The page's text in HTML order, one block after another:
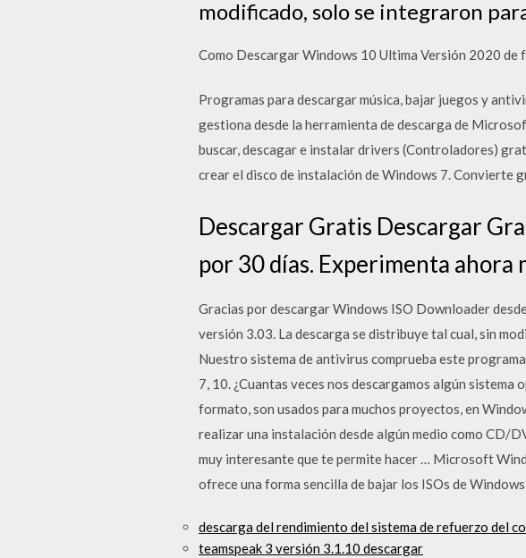
modificado, solo se integraron
Como Descargar Windows 10 Ultima Versión 2020 de
Programas para descargar música, bajar juegos y
gestiona desde la herramienta de descarga de
buscar, descagar e instalar drivers (Controladores)
crear el disco de instalación de Windows 7. Convierte
Descargar Gratis Descargar
por 30 días. Experimenta
Gracias por descargar Windows ISO Downloader
versión 3.03. La descarga se distribuye tal cual, sin
Nuestro sistema de antivirus comprueba este
7, 10. ¿Cuantas veces nos descargamos algún
formato, son usados para muchos proyectos, en
realizar una instalación desde algún medio como CD/
muy interesante que te permite hacer … Microsoft
ofrece una forma sencilla de bajar los ISOs de
descarga del rendimiento del sistema de refuerzo del
teamspeak 3 versión 3.1.10 descargar